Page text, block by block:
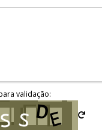
validação: